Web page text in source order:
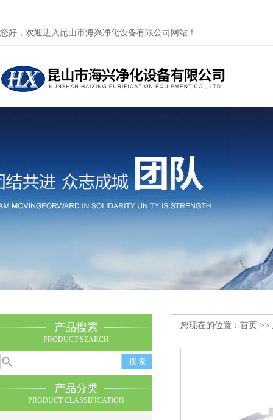
您好，欢迎进入昆山市海兴净化设备有限公司网站！
产品搜索
PRODUCT SEARCH
产品分类
PRODUCT CLASSIFICATION
您现在的位置： 首页 >>